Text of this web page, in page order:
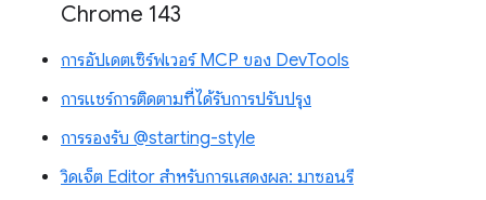
Chrome 143
การอัปเดตเซิร์ฟเวอร์ MCP ของ DevTools
การแชร์การติดตามที่ได้รับการปรับปรุง
การรองรับ @starting-style
วิดเจ็ต Editor สำหรับการแสดงผล: มาซอนรี